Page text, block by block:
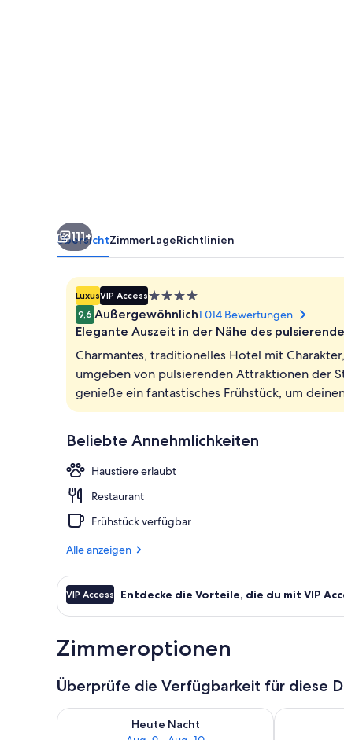
111+
ÜbersichtZimmerLageRichtlinien
LuxusVIP Access4.0-
Sterne-
Unterkunft
9,6 Außergewöhnlich1.014 Bewertungen
Elegante Auszeit in der Nähe des
Charmantes, traditionelles Hotel mit
umgeben von pulsierenden Attraktionen der
genieße ein fantastisches Frühstück, um
Beliebte Annehmlichkeiten
Haustiere erlaubt
Restaurant
Frühstück verfügbar
Alle anzeigen
VIP Access Entdecke die Vorteile, die du mit VIP
Zimmeroptionen
Überprüfe die Verfügbarkeit für diese
Heute Nacht
Überprüfe die Verfügbarkeit für heute Nacht, Aug.
Überprüfe